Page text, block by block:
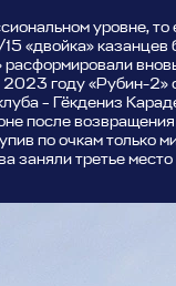
уровне,
«двойка» казанцев
2023 году «Рубин-2»
– Гёкдениз
после
по очкам только
заняли третье место